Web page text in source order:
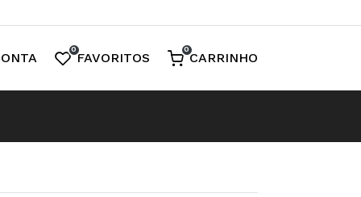
0
FAVORITOS
0
CARRINHO